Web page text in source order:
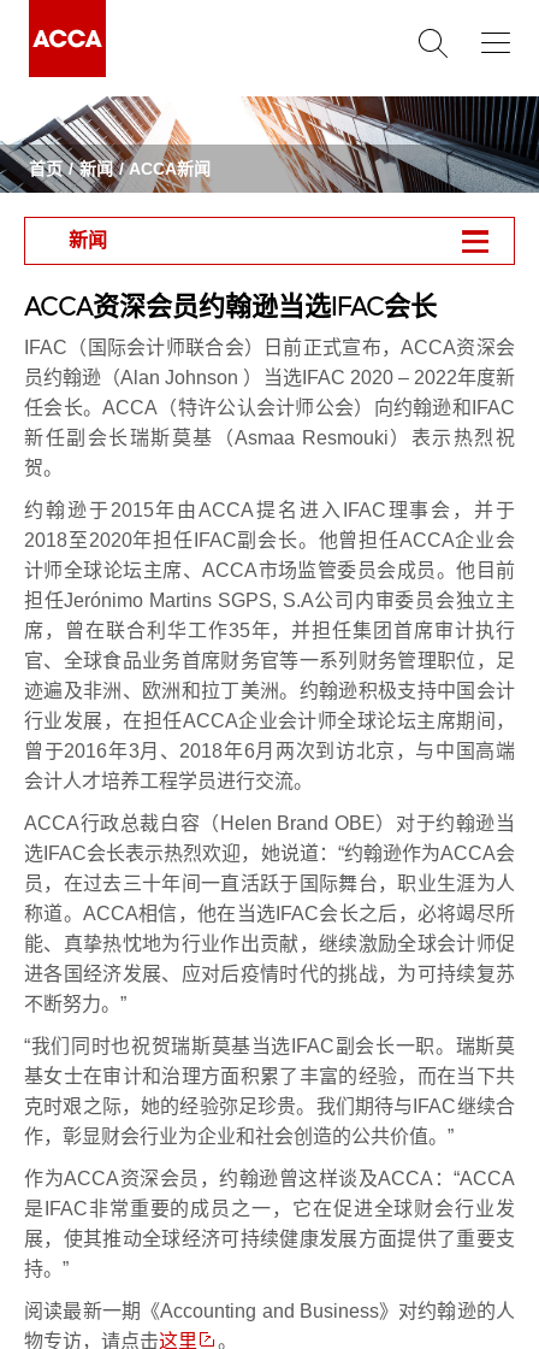
首页 新闻 ACCA新闻
新闻
ACCA资深会员约翰逊当选IFAC会长
IFAC（国际会计师联合会）日前正式宣布，ACCA资深会
员约翰逊（Alan Johnson ）当选IFAC 2020 – 2022年度新
任会长。ACCA（特许公认会计师公会）向约翰逊和IFAC
新任副会长瑞斯莫基（Asmaa Resmouki）表示热烈祝
贺。
约翰逊于2015年由ACCA提名进入IFAC理事会，并于
2018至2020年担任IFAC副会长。他曾担任ACCA企业会
计师全球论坛主席、ACCA市场监管委员会成员。他目前
担任Jerónimo Martins SGPS, S.A公司内审委员会独立主
席，曾在联合利华工作35年，并担任集团首席审计执行
官、全球食品业务首席财务官等一系列财务管理职位，足
迹遍及非洲、欧洲和拉丁美洲。约翰逊积极支持中国会计
行业发展，在担任ACCA企业会计师全球论坛主席期间，
曾于2016年3月、2018年6月两次到访北京，与中国高端
会计人才培养工程学员进行交流。
ACCA行政总裁白容（Helen Brand OBE）对于约翰逊当
选IFAC会长表示热烈欢迎，她说道：“约翰逊作为ACCA会
员，在过去三十年间一直活跃于国际舞台，职业生涯为人
称道。ACCA相信，他在当选IFAC会长之后，必将竭尽所
能、真挚热忱地为行业作出贡献，继续激励全球会计师促
进各国经济发展、应对后疫情时代的挑战，为可持续复苏
不断努力。”
“我们同时也祝贺瑞斯莫基当选IFAC副会长一职。瑞斯莫
基女士在审计和治理方面积累了丰富的经验，而在当下共
克时艰之际，她的经验弥足珍贵。我们期待与IFAC继续合
作，彰显财会行业为企业和社会创造的公共价值。”
作为ACCA资深会员，约翰逊曾这样谈及ACCA：“ACCA
是IFAC非常重要的成员之一，它在促进全球财会行业发
展，使其推动全球经济可持续健康发展方面提供了重要支
持。”
阅读最新一期《Accounting and Business》对约翰逊的人
物专访，请点击这里 。